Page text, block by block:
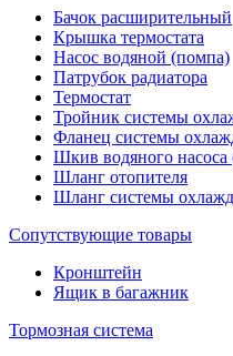
Бачок расширительный
Крышка термостата
Насос водяной (помпа)
Патрубок радиатора
Термостат
Тройник системы
Фланец системы
Шкив водяного
Шланг отопителя
Шланг системы
Сопутствующие товары
Кронштейн
Ящик в багажник
Тормозная система